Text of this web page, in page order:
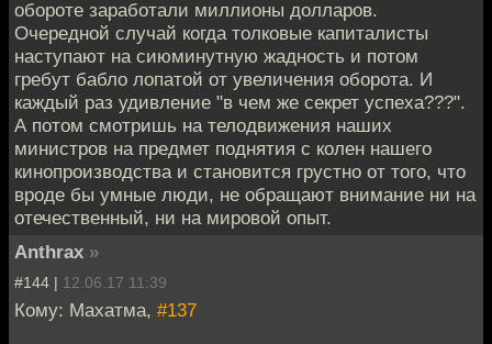
обороте заработали миллионы долларов.
Очередной случай когда толковые капиталисты
наступают на сиюминутную жадность и потом
гребут бабло лопатой от увеличения оборота. И
каждый раз удивление "в чем же секрет успеха???".
А потом смотришь на телодвижения наших
министров на предмет поднятия с колен нашего
кинопроизводства и становится грустно от того, что
вроде бы умные люди, не обращают внимание ни на
отечественный, ни на мировой опыт.
Anthrax »
#144 | 12.06.17 11:39
Кому: Махатма, #137